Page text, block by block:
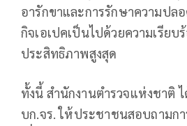
อารักขาและการรักษาความปล
กิจเอเปคเป็นไปด้วยความเรียบ
ประสิทธิภาพสูงสุด
ทั้งนี้ สำนักงานตำรวจแห่งชาติ
บก.จร. ให้ประชาชนสอบถามกา